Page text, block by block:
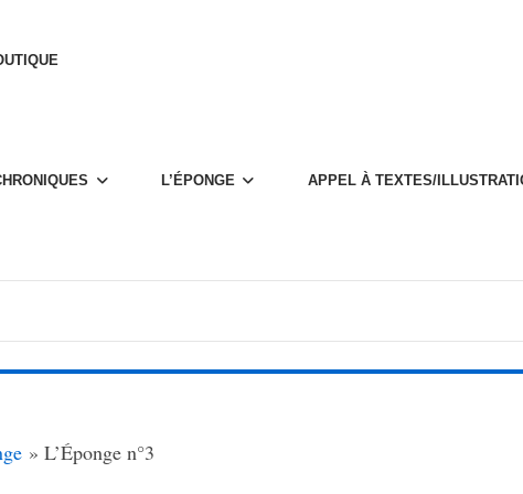
L’ÉPONGE APPEL À TEXTES/
» L’Éponge n°3